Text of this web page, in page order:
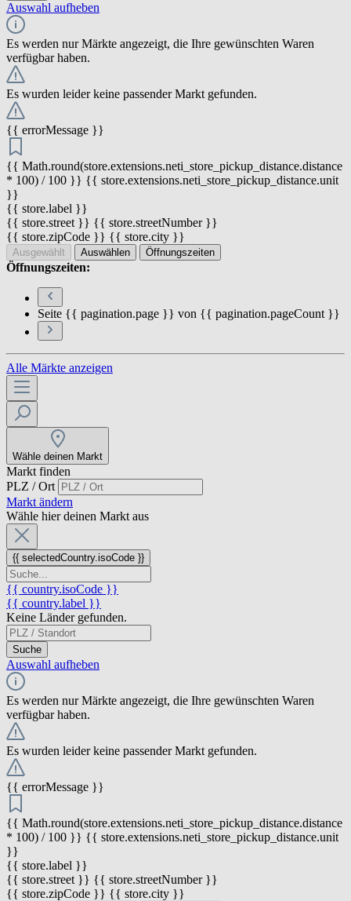
Auswahl aufheben
Es werden nur Märkte angezeigt, die Ihre gewünschten Waren
verfügbar haben.
Es wurden leider keine passender Markt gefunden.
{{ errorMessage }}
{{ Math.round(store.extensions.neti_store_pickup_distance.distance
* 100) / 100 }} {{ store.extensions.neti_store_pickup_distance.unit
}}
{{ store.label }}
{{ store.street }} {{ store.streetNumber }}
{{ store.zipCode }} {{ store.city }}
Ausgewählt Auswählen Öffnungszeiten
Öffnungszeiten:
Seite {{ pagination.page }} von {{ pagination.pageCount }}
Alle Märkte anzeigen
Wähle deinen Markt
Markt finden
PLZ / Ort
Markt ändern
Wähle hier deinen Markt aus
{{ selectedCountry.isoCode }}
{{ country.isoCode }}
{{ country.label }}
Keine Länder gefunden.
Suche
Auswahl aufheben
Es werden nur Märkte angezeigt, die Ihre gewünschten Waren
verfügbar haben.
Es wurden leider keine passender Markt gefunden.
{{ errorMessage }}
{{ Math.round(store.extensions.neti_store_pickup_distance.distance
* 100) / 100 }} {{ store.extensions.neti_store_pickup_distance.unit
}}
{{ store.label }}
{{ store.street }} {{ store.streetNumber }}
{{ store.zipCode }} {{ store.city }}